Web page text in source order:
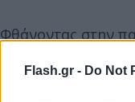
Flash.gr - Do Not
Φθάνοντας στην
μπροστά σε
πως δεν